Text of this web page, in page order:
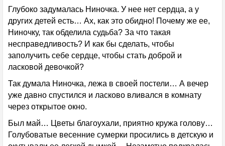
Глубоко задумалась Ниночка. У нее нет сердца, а у
других детей есть… Ах, как это обидно! Почему же ее,
Ниночку, так обделила судьба? За что такая
несправедливость? И как бы сделать, чтобы
заполучить себе сердце, чтобы стать доброй и
ласковой девочкой?
Так думала Ниночка, лежа в своей постели… А вечер
уже давно спустился и ласково вливался в комнату
через открытое окно.
Был май… Цветы благоухали, приятно кружа голову…
Голубоватые весенние сумерки просились в детскую и